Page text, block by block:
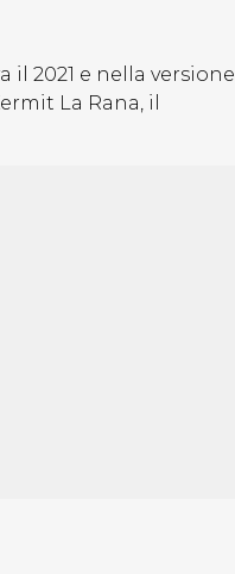
2021 e nella versione
La Rana, il